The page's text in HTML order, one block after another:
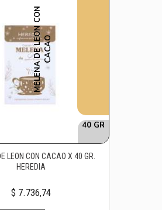
M
E
L
E
N
A
D
E
L
E
O
N
C
O
N
C
A
C
AO
40 GR
LEON CON CACAO X 40 GR.
HEREDIA
$ 7.736,74